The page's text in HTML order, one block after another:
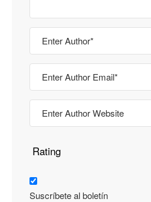
Rating
Suscríbete al boletín